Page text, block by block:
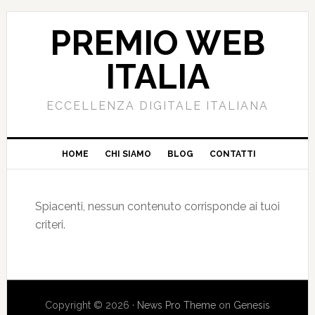
PREMIO WEB
ITALIA
ECCELLENZA DIGITALE ITALIANA
HOME CHI SIAMO BLOG CONTATTI
Spiacenti, nessun contenuto corrisponde ai tuoi
criteri.
Copyright © 2026 · News Pro Themeon Genesis